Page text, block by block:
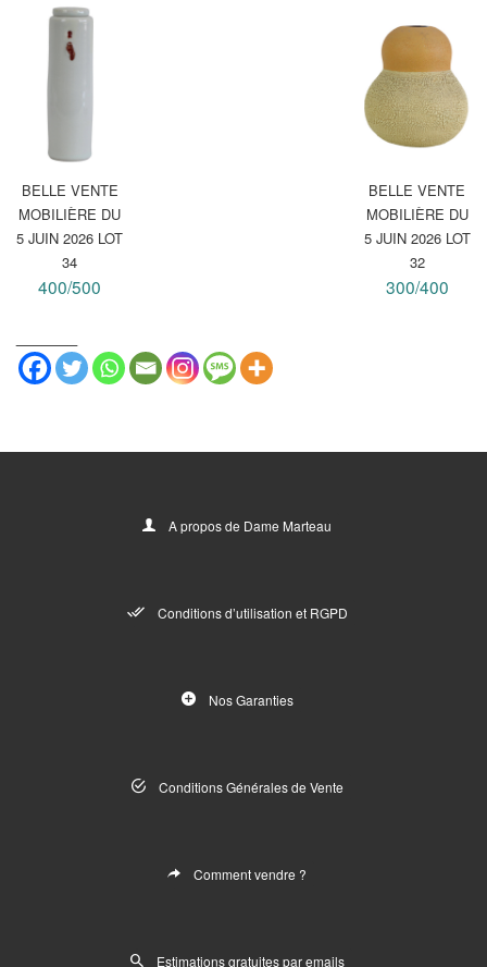
BELLE VENTE
MOBILIÈRE DU
5 JUIN 2026 LOT
34
400/500
BELLE VENTE
MOBILIÈRE DU
5 JUIN 2026 LOT
32
300/400
A propos de Dame Marteau
Conditions d’utilisation et RGPD
Nos Garanties
Conditions Générales de Vente
Comment vendre ?
Estimations gratuites par emails